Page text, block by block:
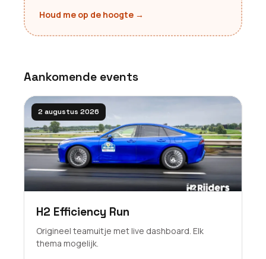
Houd me op de hoogte→
Aankomende events
2 augustus 2026
H2 Efficiency Run
Origineel teamuitje met live dashboard. Elk
thema mogelijk.